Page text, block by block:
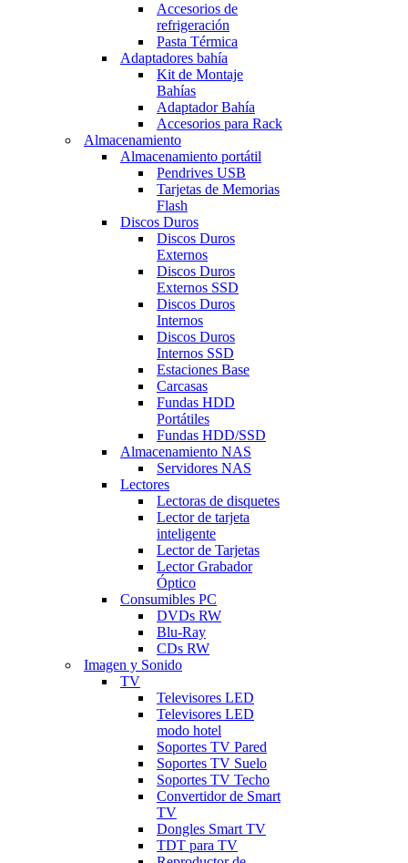
Accesorios de
refrigeración
Pasta Térmica
Adaptadores bahía
Kit de Montaje
Bahías
Adaptador Bahía
Accesorios para Rack
Almacenamiento
Almacenamiento portátil
Pendrives USB
Tarjetas de Memorias
Flash
Discos Duros
Discos Duros
Externos
Discos Duros
Externos SSD
Discos Duros
Internos
Discos Duros
Internos SSD
Estaciones Base
Carcasas
Fundas HDD
Portátiles
Fundas HDD/SSD
Almacenamiento NAS
Servidores NAS
Lectores
Lectoras de disquetes
Lector de tarjeta
inteligente
Lector de Tarjetas
Lector Grabador
Óptico
Consumibles PC
DVDs RW
Blu-Ray
CDs RW
Imagen y Sonido
TV
Televisores LED
Televisores LED
modo hotel
Soportes TV Pared
Soportes TV Suelo
Soportes TV Techo
Convertidor de Smart
TV
Dongles Smart TV
TDT para TV